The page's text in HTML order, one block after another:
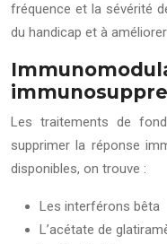
fréquence et la sévérité
du handicap et à
Les traitements de
supprimer la réponse
disponibles, on trouve :
Les interférons bêta
L’acétate de